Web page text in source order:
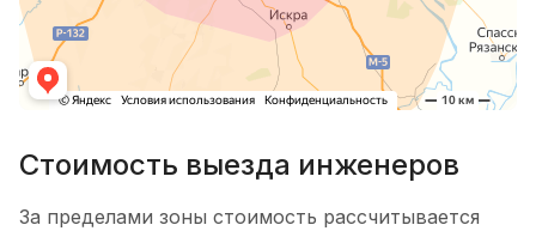
Стоимость выезда инженеров
За пределами зоны стоимость рассчитывается